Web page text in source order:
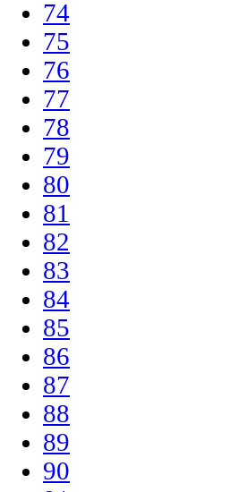
74
75
76
77
78
79
80
81
82
83
84
85
86
87
88
89
90